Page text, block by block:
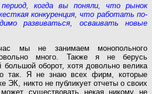
когда вы поняли, что рынок
конкуренция, что работать по-
развиваться, осваивать новые
мы не занимаем монопольного
много. Также я не берусь
оборот, хотя довольно велика
так. Я не знаю всех фирм, которые
ЭК, никто не публикует отчеты о своих
существовать некая никому не